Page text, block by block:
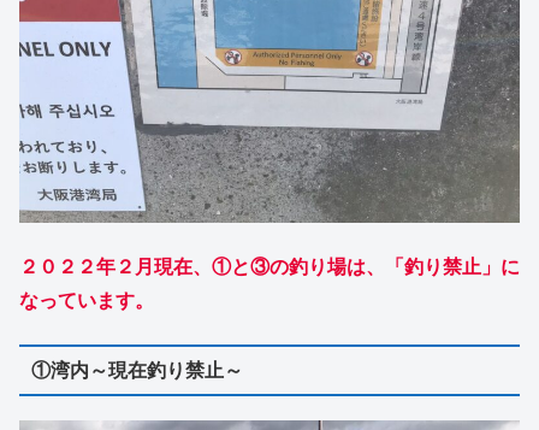
２０２２年２月現在、①と③の釣り場は、「釣り禁止」に
なっています。
①湾内～現在釣り禁止～